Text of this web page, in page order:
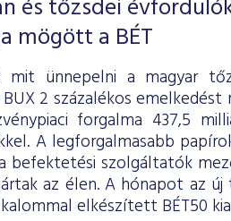
és tőzsdei
mögött a BÉT
mit ünnepelni a magyar
2 százalékos
forgalma 437,5
A legforgalmasabb
befektetési szolgáltatók
jártak az élen. A hónapot az
elkészített BÉT50